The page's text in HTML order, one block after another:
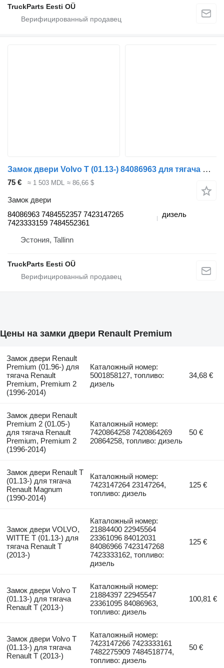
TruckParts Eesti OÜ
Замок двери Volvo T (01.13-) 84086963 для тягача Renault T (2013-)
75 € ≈ 1 503 MDL ≈ 86,66 $
Замок двери
84086963 7484552357 7423147265
7423333159 7484552361
дизель
Эстония, Tallinn
TruckParts Eesti OÜ
Цены на замки двери Renault Premium
Замок двери Renault
Premium (01.96-) для
тягача Renault
Premium, Premium 2
(1996-2014)
Каталожный номер:
5001858127, топливо:
дизель
34,68 €
Замок двери Renault
Premium 2 (01.05-)
для тягача Renault
Premium, Premium 2
(1996-2014)
Каталожный номер:
7420864258 7420864269
20864258, топливо: дизель
50 €
Замок двери Renault T
(01.13-) для тягача
Renault Magnum
(1990-2014)
Каталожный номер:
7423147264 23147264,
топливо: дизель
125 €
Замок двери VOLVO,
WITTE T (01.13-) для
тягача Renault T
(2013-)
Каталожный номер:
21884400 22945564
23361096 84012031
84086966 7423147268
7423333162, топливо:
дизель
125 €
Замок двери Volvo T
(01.13-) для тягача
Renault T (2013-)
Каталожный номер:
21884397 22945547
23361095 84086963,
топливо: дизель
100,81 €
Замок двери Volvo T
(01.13-) для тягача
Renault T (2013-)
Каталожный номер:
7423147266 7423333161
7482275909 7484518774,
топливо: дизель
50 €